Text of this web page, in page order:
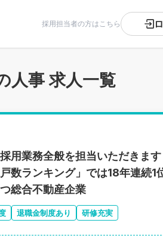
採用担当者の方はこちら
人事 求人一覧
用業務全般を担当いただきま
数ランキング」では18年連続1
総合不動産企業
退職金制度あり 研修充実